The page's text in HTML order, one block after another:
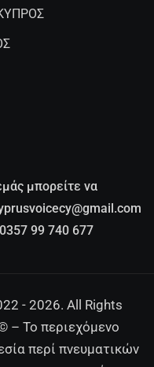
μπορείτε να
99 740 677
- 2026. All Rights
– Το περιεχόμενο
περί πνευματικών